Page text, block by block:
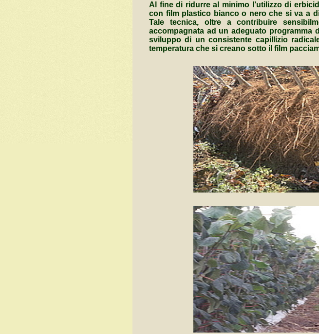
Al fine di ridurre al minimo l’utilizzo di
con film plastico bianco o nero che si va a
Tale tecnica, oltre a contribuire
accompagnata ad un adeguato programma
sviluppo di un consistente capillizio
temperatura che si creano sotto il film